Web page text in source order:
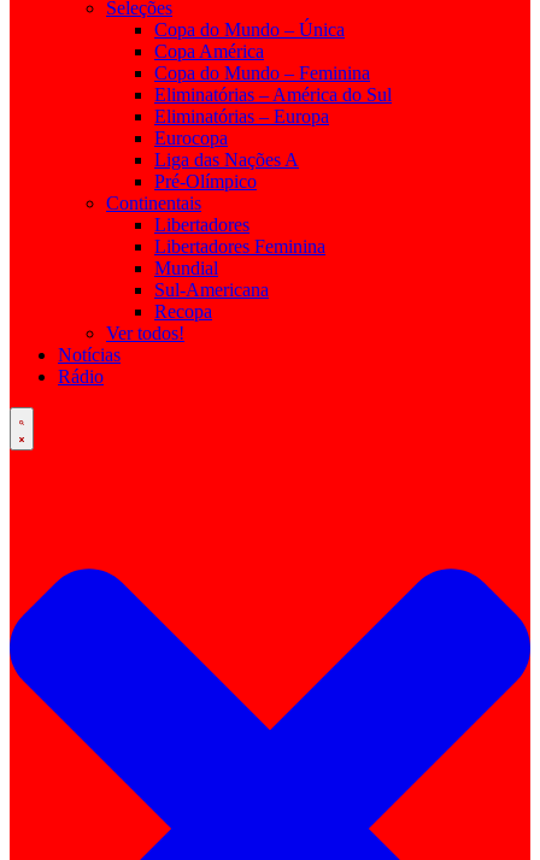
Seleções
Copa do Mundo – Única
Copa América
Copa do Mundo – Feminina
Eliminatórias – América do Sul
Eliminatórias – Europa
Eurocopa
Liga das Nações A
Pré-Olímpico
Continentais
Libertadores
Libertadores Feminina
Mundial
Sul-Americana
Recopa
Ver todos!
Notícias
Rádio